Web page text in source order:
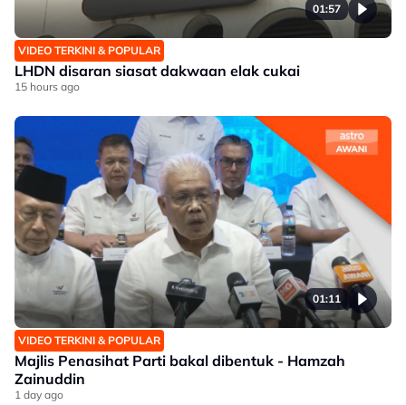
01:57
VIDEO TERKINI & POPULAR
LHDN disaran siasat dakwaan elak cukai
15 hours ago
01:11
VIDEO TERKINI & POPULAR
Majlis Penasihat Parti bakal dibentuk - Hamzah
Zainuddin
1 day ago